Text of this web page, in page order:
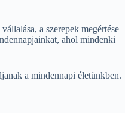
a szerepek megértése
ahol mindenki
a mindennapi életünkben.